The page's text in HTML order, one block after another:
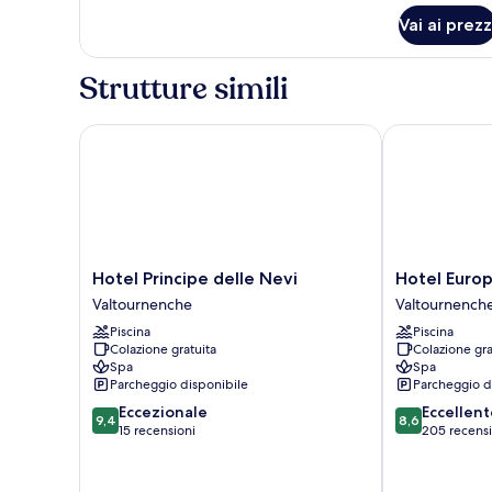
With
Vai ai
Strutture simili
Hotel
Principe
delle
Nevi
Valtournenche
Hotel Principe delle Nevi
Valtournenche
Piscina
Colazione gratuita
Spa
Parcheggio disponibile
9.4
su
9,4 Eccezionale
15 recensioni
Hotel Principe delle Nevi
Hotel
Europa
Hotel
Piscina
Colazione
Spa
Parcheggio
8.6
su
8,6
205
Hotel Europa